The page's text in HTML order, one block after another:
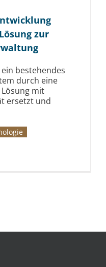
zur
bestehendes
durch eine
mit
ersetzt und